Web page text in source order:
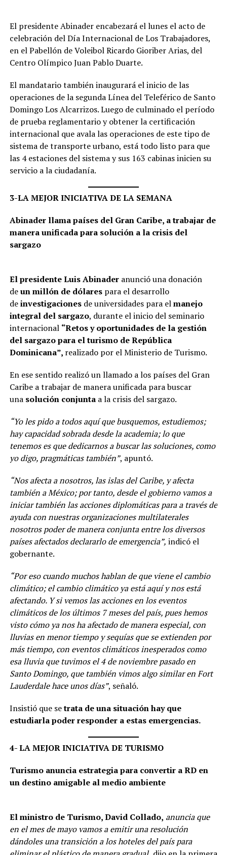
El presidente Abinader encabezará el lunes el acto de
celebración del Día Internacional de Los Trabajadores,
en el Pabellón de Voleibol Ricardo Gioriber Arias, del
Centro Olímpico Juan Pablo Duarte.
El mandatario también inaugurará el inicio de las
operaciones de la segunda Línea del Teleférico de Santo
Domingo Los Alcarrizos. Luego de culminado el período
de prueba reglamentario y obtener la certificación
internacional que avala las operaciones de este tipo de
sistema de transporte urbano, está todo listo para que
las 4 estaciones del sistema y sus 163 cabinas inicien su
servicio a la ciudadanía.
3-LA MEJOR INICIATIVA DE LA SEMANA
Abinader llama países del Gran Caribe, a trabajar de
manera unificada para solución a la crisis del
sargazo
El presidente Luis Abinaderanunció una donación
deun millón de dólarespara el desarrollo
deinvestigacionesde universidades para elmanejo
integral del sargazo, durante el inicio del seminario
internacional “Retos y oportunidades de la gestión
del sargazo para el turismo de República
Dominicana”, realizado por el Ministerio de Turismo.
En ese sentido realizó un llamado a los países del Gran
Caribe a trabajar de manera unificada para buscar
una solución conjuntaa la crisis del sargazo.
“Yo les pido a todos aquí que busquemos, estudiemos;
hay capacidad sobrada desde la academia; lo que
tenemos es que dedicarnos a buscar las soluciones, como
yo digo, pragmáticas también”, apuntó.
“Nos afecta a nosotros, las islas del Caribe, y afecta
también a México; por tanto, desde el gobierno vamos a
iniciar también las acciones diplomáticas para a través de
ayuda con nuestras organizaciones multilaterales
nosotros poder de manera conjunta entre los diversos
países afectados declararlo de emergencia”, indicó el
gobernante.
“Por eso cuando muchos hablan de que viene el cambio
climático; el cambio climático ya está aquí y nos está
afectando. Y si vemos las acciones en los eventos
climáticos de los últimos 7 meses del país, pues hemos
visto cómo ya nos ha afectado de manera especial, con
lluvias en menor tiempo y sequías que se extienden por
más tiempo, con eventos climáticos inesperados como
esa lluvia que tuvimos el 4 de noviembre pasado en
Santo Domingo, que también vimos algo similar en Fort
Lauderdale hace unos días”, señaló.
Insistió que setrata de una situación hay que
estudiarla poder responder a estas emergencias.
4- LA MEJOR INICIATIVA DE TURISMO
Turismo anuncia estrategia para convertir a RD en
un destino amigable al medio ambiente
El ministro de Turismo, David Collado, anuncia que
en el mes de mayo vamos a emitir una resolución
dándoles una transición a los hoteles del país para